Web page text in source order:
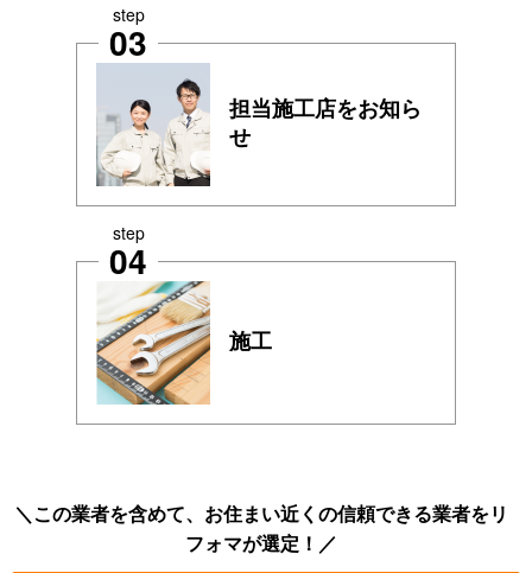
step
03
担当施工店をお知ら
せ
step
04
施工
この業者を含めて、お住まい近くの信頼できる業者をリ
フォマが選定！